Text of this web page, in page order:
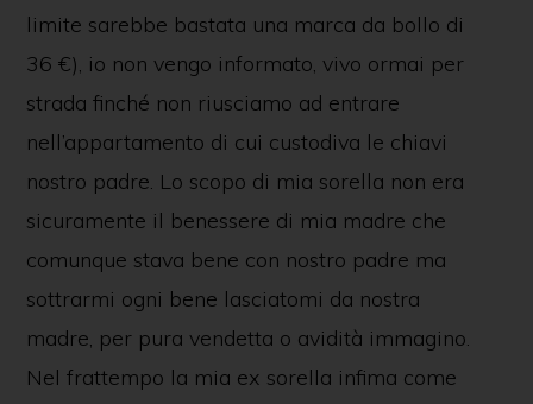
limite sarebbe bastata una marca da bollo di
36 €), io non vengo informato, vivo ormai per
strada finché non riusciamo ad entrare
nell’appartamento di cui custodiva le chiavi
nostro padre. Lo scopo di mia sorella non era
sicuramente il benessere di mia madre che
comunque stava bene con nostro padre ma
sottrarmi ogni bene lasciatomi da nostra
madre, per pura vendetta o avidità immagino.
Nel frattempo la mia ex sorella infima come